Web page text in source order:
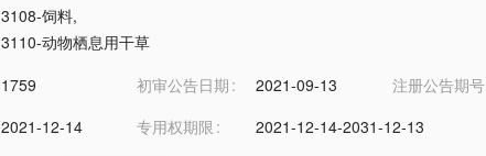
3108-饲料,
3110-动物栖息用干草
1759 初审公告日期 2021-09-13 注册公告期号
2021-12-14 专用权期限
2021-12-14-2031-12-13